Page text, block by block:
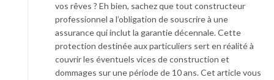
vos rêves ? Eh bien, sachez que tout constructeur
professionnel a l’obligation de souscrire à une
assurance qui inclut la garantie décennale. Cette
protection destinée aux particuliers sert en réalité à
couvrir les éventuels vices de construction et
dommages sur une période de 10 ans. Cet article vous